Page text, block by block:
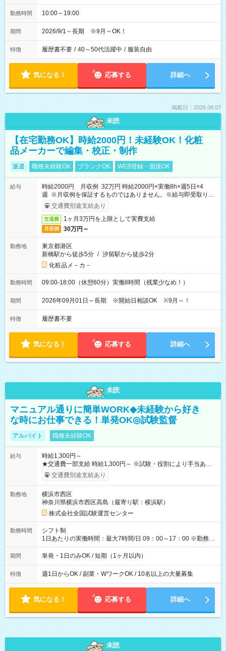
勤務時間 10:00～19:00
期間 2026/9/1～長期 ※9月～OK！
特徴 履歴書不要 / 40～50代活躍中 / 服装自由
気になる！ 応募する 詳細へ
掲載日：2026.08.07
未読
【在宅勤務OK】時給2000円！未経験OK！化粧
品メーカーで編集・校正・制作
派遣 職種未経験OK ブランクOK WEB登録・面接OK
給与
時給2000円 月収例 32万円 時給2000円×実働8h×週5日×4
週 ※月収例を保証するものではありません。※給与即受取りサ
ービス利用可（利用条件有）
交通費別途支給あり
交通費 1ヶ月3万円を上限として実費支給
月収例 30万円～
勤務地
東京都港区
新橋駅から徒歩5分 / 汐留駅から徒歩2分
化粧品メ－カ－
勤務時間 09:00-18:00（休憩60分）実働8時間（残業少なめ！）
期間 2026年09月01日～長期 ※開始日相談OK ※9月～！
特徴 履歴書不要
気になる！ 応募する 詳細へ
未読
マニュアル通りに簡単WORK◆未経験から好き
な時にお仕事できる！単発OK◎試験監督
アルバイト 職種未経験OK
給与
時給1,300円～
★交通費一部支給 時給1,300円～ ※試験・役割により手当あり
※勤務回数により昇給あり 【即給（前払い）オプションあ
り！】 希望される場合、勤務から1週間ほどで給与の一部を受け
例】 ・河合塾模擬試験 8:30～17:30（休憩1時間） 時給1,300円
×8時間＝日収10,400円＋交通費 ※当日の役割により時給＋100
円の場合あり ・国家試験 7:00～13:30（休憩なし） 時給1,300
円（役割手当＋100円）×6時間＝日収8,400円＋交通費 【試用期
間】試用期間なし
交通費別途支給あり
勤務地
横浜市西区
神奈川県横浜市西区高島（最寄り駅：横浜駅）
株式会社全国試験運営センター
勤務時間
シフト制
1日あたりの実働時間：最大7時間/日 09：00～17：00 ※勤務時
間は 試験により異なります。
期間 単発・1日のみOK / 短期（1ヶ月以内）
特徴 週1日からOK / 副業・WワークOK / 10名以上の大量募集
気になる！ 応募する 詳細へ
未読